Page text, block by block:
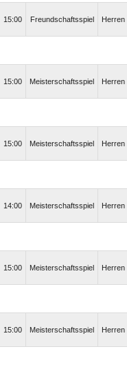
15:00 Freundschaftsspiel Herren
15:00 Meisterschaftsspiel Herren
15:00 Meisterschaftsspiel Herren
14:00 Meisterschaftsspiel Herren
15:00 Meisterschaftsspiel Herren
15:00 Meisterschaftsspiel Herren